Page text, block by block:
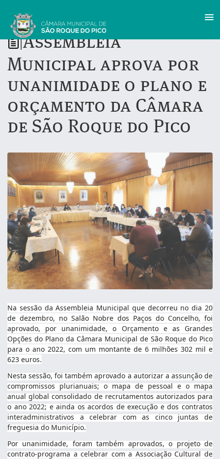
Assembleia
Municipal aprova por
unanimidade o plano e
orçamento da Câmara
de São Roque do Pico
Na sessão da Assembleia Municipal que decorreu no dia 20
de dezembro, no Salão Nobre dos Paços do Concelho, foi
aprovado, por unanimidade, o Orçamento e as Grandes
Opções do Plano da Câmara Municipal de São Roque do Pico
para o ano 2022, com um montante de 6 milhões 302 mil e
623 euros.
Nesta sessão, foi também aprovado a autorizar a assunção de
compromissos plurianuais; o mapa de pessoal e o mapa
anual global consolidado de recrutamentos autorizados para
o ano 2022; e ainda os acordos de execução e dos contratos
interadministrativos a celebrar com as cinco juntas de
freguesia do Município.
Por unanimidade, foram também aprovados, o projeto de
contrato-programa a celebrar com a Associação Cultural de